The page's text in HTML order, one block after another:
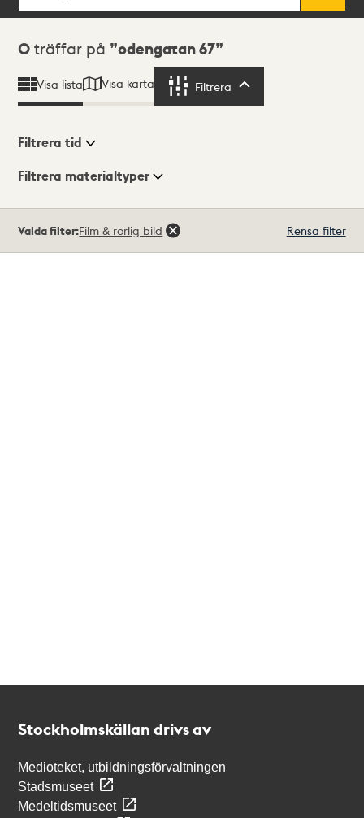
Sökresultat
0 träffar på odengatan 67
Visa lista Visa karta Filtrera
Visningsläge
Filtrera tid
Filtrera materialtyper
träffar
Valda filter:Film & rörlig bild Rensa filter
Stockholmskällan drivs av
Medioteket, utbildningsförvaltningen
Stadsmuseet
Medeltidsmuseet